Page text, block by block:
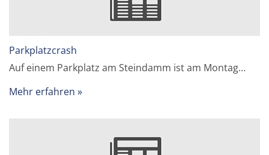
Parkplatzcrash
Auf einem Parkplatz am Steindamm ist am Montag…
Mehr erfahren